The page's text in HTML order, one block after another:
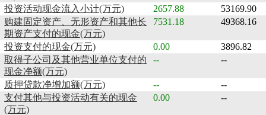
投资活动现金流入小计(万元) 2657.88
53169.90
购建固定资产、无形资产和其他长
期资产支付的现金(万元)
7531.18 49368.16
投资支付的现金(万元) 0.00
3896.82
取得子公司及其他营业单位支付的
现金净额(万元)
-- --
质押贷款净增加额(万元) --
--
支付其他与投资活动有关的现金
(万元)
0.00 --